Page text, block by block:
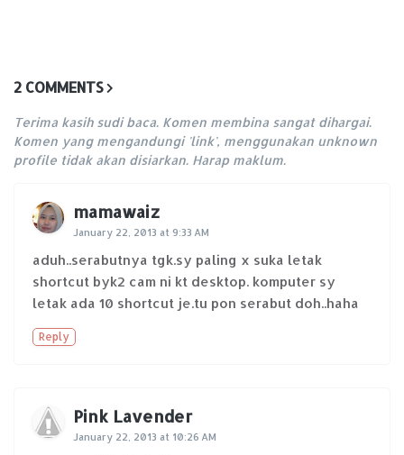
2 COMMENTS
Terima kasih sudi baca. Komen membina sangat dihargai.
Komen yang mengandungi 'link', menggunakan unknown
profile tidak akan disiarkan. Harap maklum.
mamawaiz
January 22, 2013 at 9:33 AM
aduh..serabutnya tgk.sy paling x suka letak
shortcut byk2 cam ni kt desktop. komputer sy
letak ada 10 shortcut je.tu pon serabut doh..haha
Reply
Pink Lavender
January 22, 2013 at 10:26 AM